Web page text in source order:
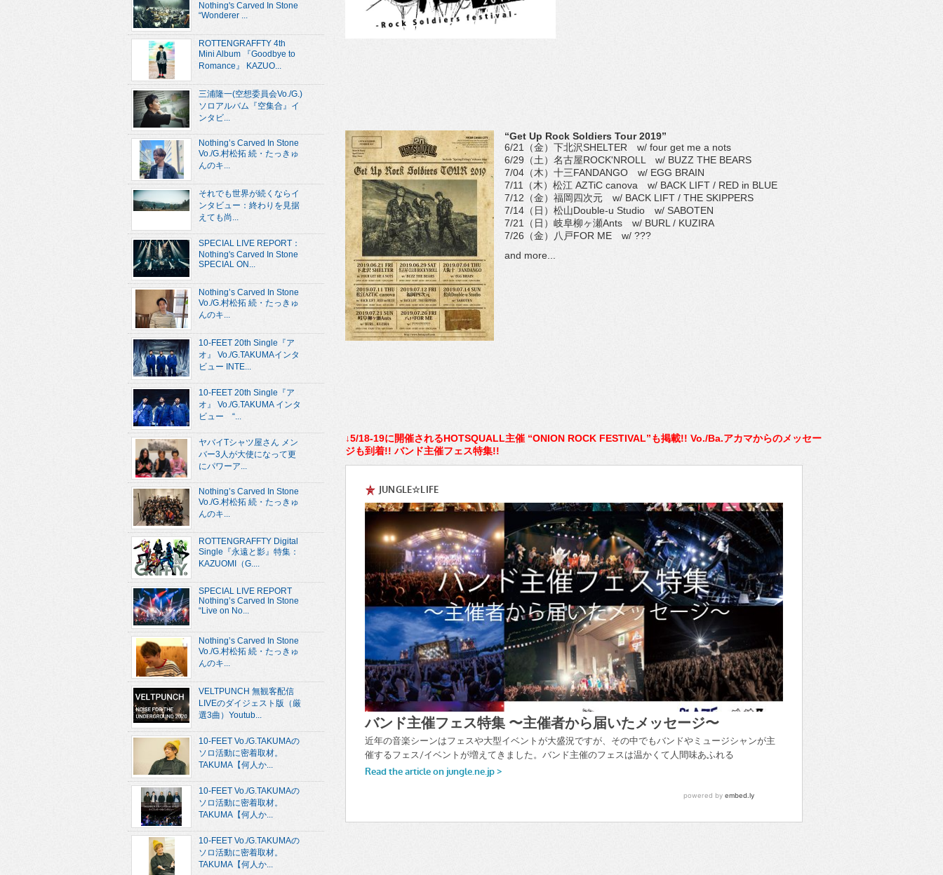
“Get Up Rock Soldiers Tour 2019”
6/21（金）下北沢SHELTER w/ four get me a nots
6/29（土）名古屋ROCK'NROLL w/ BUZZ THE BEARS
7/04（木）十三FANDANGO w/ EGG BRAIN
7/11（木）松江 AZTiC canova w/ BACK LIFT / RED in BLUE
7/12（金）福岡四次元 w/ BACK LIFT / THE SKIPPERS
7/14（日）松山Double-u Studio w/ SABOTEN
7/21（日）岐阜柳ヶ瀬Ants w/ BURL / KUZIRA
7/26（金）八戸FOR ME w/ ???
and more...
↓5/18-19に開催されるHOTSQUALL主催 “ONION ROCK FESTIVAL”も掲載!! Vo./Ba.アカマからのメッセー
ジも到着!! バンド主催フェス特集!!
Nothing's Carved In Stone
“Wonderer ...
ROTTENGRAFFTY 4th
Mini Album 『Goodbye to
Romance』 KAZUO...
三浦隆一(空想委員会Vo./G.)
ソロアルバム『空集合』イ
ンタビ...
Nothing’s Carved In Stone
Vo./G.村松拓 続・たっきゅ
んのキ...
それでも世界が続くならイ
ンタビュー：終わりを見据
えても尚...
SPECIAL LIVE REPORT：
Nothing's Carved In Stone
SPECIAL ON...
Nothing’s Carved In Stone
Vo./G.村松拓 続・たっきゅ
んのキ...
10-FEET 20th Single『ア
オ』 Vo./G.TAKUMAインタ
ビュー INTE...
10-FEET 20th Single『ア
オ』 Vo./G.TAKUMA インタ
ビュー “...
ヤバイTシャツ屋さん メン
バー3人が大使になって更
にパワーア...
Nothing’s Carved In Stone
Vo./G.村松拓 続・たっきゅ
んのキ...
ROTTENGRAFFTY Digital
Single『永遠と影』特集：
KAZUOMI（G....
SPECIAL LIVE REPORT
Nothing’s Carved In Stone
“Live on No...
Nothing’s Carved In Stone
Vo./G.村松拓 続・たっきゅ
んのキ...
VELTPUNCH 無観客配信
LIVEのダイジェスト版（厳
選3曲）Youtub...
10-FEET Vo./G.TAKUMAの
ソロ活動に密着取材。
TAKUMA【何人か...
10-FEET Vo./G.TAKUMAの
ソロ活動に密着取材。
TAKUMA【何人か...
10-FEET Vo./G.TAKUMAの
ソロ活動に密着取材。
TAKUMA【何人か...